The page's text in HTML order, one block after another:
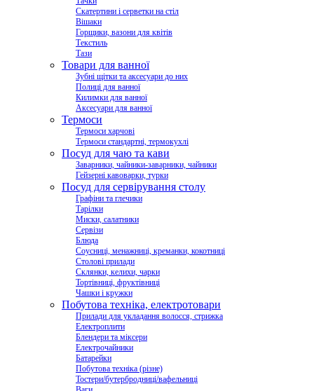
Скатертини і серветки на стіл
Вішаки
Горщики, вазони для квітів
Текстиль
Тази
Товари для ванної
Зубні щітки та аксесуари до них
Полиці для ванної
Килимки для ванної
Аксесуари для ванної
Термоси
Термоси харчові
Термоси стандартні, термокухлі
Посуд для чаю та кави
Заварники, чайники-заварники, чайники
Гейзерні кавоварки, турки
Посуд для сервірування столу
Графіни та глечики
Тарілки
Миски, салатники
Сервізи
Блюда
Соусниці, менажниці, креманки, кокотниці
Столові прилади
Склянки, келихи, чарки
Тортівниці, фруктівниці
Чашки і кружки
Побутова техніка, електротовари
Прилади для укладання волосся, стрижка
Електроплити
Блендери та міксери
Електрочайники
Батарейки
Побутова техніка (різне)
Тостери/бутербродниці/вафельниці